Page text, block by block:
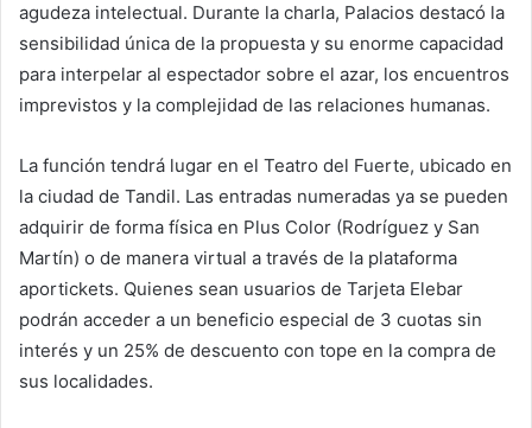
agudeza intelectual. Durante la charla, Palacios destacó la
sensibilidad única de la propuesta y su enorme capacidad
para interpelar al espectador sobre el azar, los encuentros
imprevistos y la complejidad de las relaciones humanas.
La función tendrá lugar en el Teatro del Fuerte, ubicado en
la ciudad de Tandil. Las entradas numeradas ya se pueden
adquirir de forma física en Plus Color (Rodríguez y San
Martín) o de manera virtual a través de la plataforma
aportickets. Quienes sean usuarios de Tarjeta Elebar
podrán acceder a un beneficio especial de 3 cuotas sin
interés y un 25% de descuento con tope en la compra de
sus localidades.